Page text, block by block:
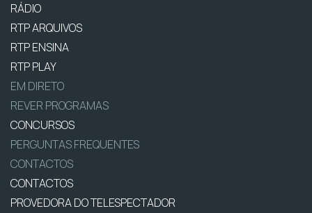
RÁDIO
RTP ARQUIVOS
RTP ENSINA
RTP PLAY
EM DIRETO
REVER PROGRAMAS
CONCURSOS
PERGUNTAS FREQUENTES
CONTACTOS
CONTACTOS
PROVEDORA DO TELESPECTADOR